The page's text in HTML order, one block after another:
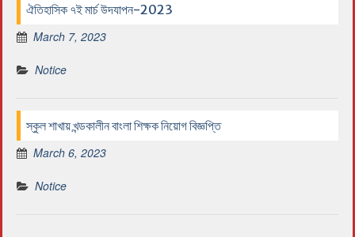
ঐতিহাসিক ৭ই মার্চ উদযাপন-2023
March 7, 2023
Notice
স্কুল শাখায় খন্ডকালীন বাংলা শিক্ষক নিয়োগ বিজ্ঞপ্তি
March 6, 2023
Notice